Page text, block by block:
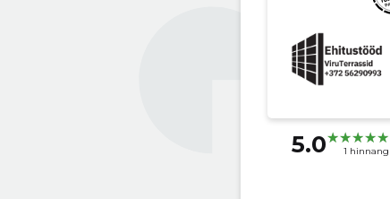
5.0 1 hinnang